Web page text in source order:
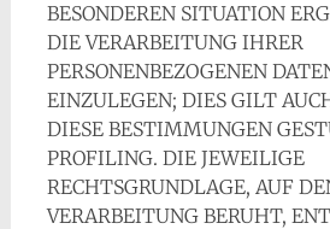
BESONDEREN SITUATION
DIE VERARBEITUNG IHRER
PERSONENBEZOGENEN
EINZULEGEN; DIES GILT
DIESE BESTIMMUNGEN
PROFILING. DIE JEWEILIGE
RECHTSGRUNDLAGE, AUF
VERARBEITUNG BERUHT,